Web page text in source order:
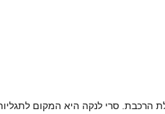
הרכבת. סרי לנקה היא המקום